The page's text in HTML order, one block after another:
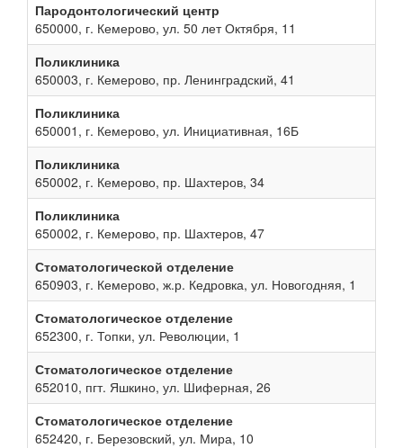
Пародонтологический центр
650000, г. Кемерово, ул. 50 лет Октября, 11
Поликлиника
650003, г. Кемерово, пр. Ленинградский, 41
Поликлиника
650001, г. Кемерово, ул. Инициативная, 16Б
Поликлиника
650002, г. Кемерово, пр. Шахтеров, 34
Поликлиника
650002, г. Кемерово, пр. Шахтеров, 47
Стоматологической отделение
650903, г. Кемерово, ж.р. Кедровка, ул. Новогодняя, 1
Стоматологическое отделение
652300, г. Топки, ул. Революции, 1
Стоматологическое отделение
652010, пгт. Яшкино, ул. Шиферная, 26
Стоматологическое отделение
652420, г. Березовский, ул. Мира, 10